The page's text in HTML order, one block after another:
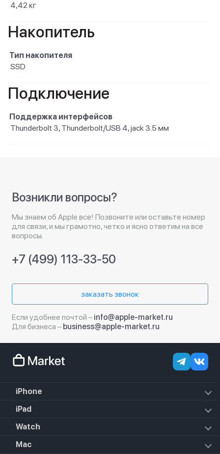
4,42 кг
Накопитель
Тип накопителя
SSD
Подключение
Поддержка интерфейсов
Thunderbolt 3, Thunderbolt/USB 4, jack 3.5 мм
Возникли вопросы?
Мы знаем об Apple все! Позвоните или оставьте номер
для связи, и мы грамотно, четко и ясно ответим на все
вопросы.
+7 (499) 113-33-50
заказать звонок
Если удобнее почтой – info@apple-market.ru
Для бизнеса – business@apple-market.ru
iPhone
iPhone 18 Pro Max
iPhone 18
iPhone 17 Pro Max
iPad
iPad Air (2022)
iPad 10.2 (2021)
Watch
Apple Watch Hermes Series 11
Mac